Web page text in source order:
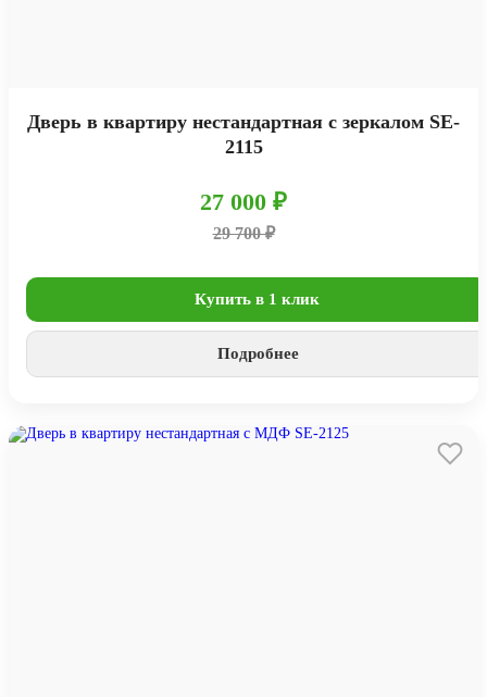
Дверь в квартиру нестандартная с зеркалом SE-
2115
27 000 ₽
29 700 ₽
Купить в 1 клик
Подробнее